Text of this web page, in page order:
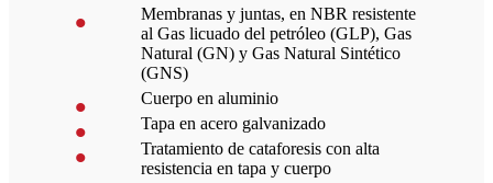
Membranas y juntas, en NBR resistente
al Gas licuado del petróleo (GLP), Gas
Natural (GN) y Gas Natural Sintético
(GNS)
Cuerpo en aluminio
Tapa en acero galvanizado
Tratamiento de cataforesis con alta
resistencia en tapa y cuerpo